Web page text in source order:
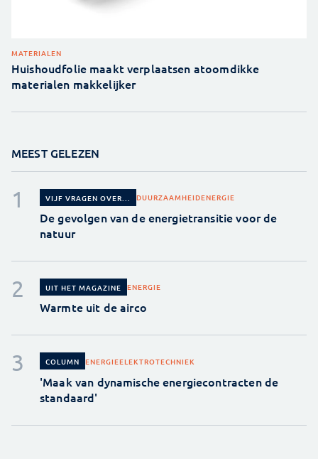
MATERIALEN
Huishoudfolie maakt verplaatsen atoomdikke
materialen makkelijker
MEEST GELEZEN
VIJF VRAGEN OVER... DUURZAAMHEIDENERGIE
De gevolgen van de energietransitie voor de
natuur
UIT HET MAGAZINE ENERGIE
Warmte uit de airco
COLUMN ENERGIEELEKTROTECHNIEK
'Maak van dynamische energiecontracten de
standaard'